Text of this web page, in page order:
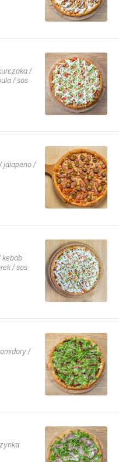
/
/ sos
jalapeno /
kebab
/ sos
/